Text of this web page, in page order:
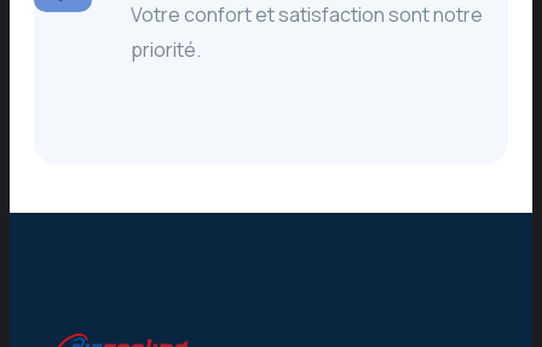
Votre confort et satisfaction sont notre
priorité.